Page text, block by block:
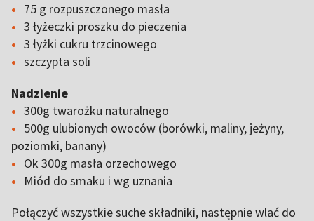
75 g rozpuszczonego masła
3 łyżeczki proszku do pieczenia
3 łyżki cukru trzcinowego
szczypta soli
Nadzienie
300g twarożku naturalnego
500g ulubionych owoców (borówki, maliny, jeżyny,
poziomki, banany)
Ok 300g masła orzechowego
Miód do smaku i wg uznania
Połączyć wszystkie suche składniki, następnie wlać do